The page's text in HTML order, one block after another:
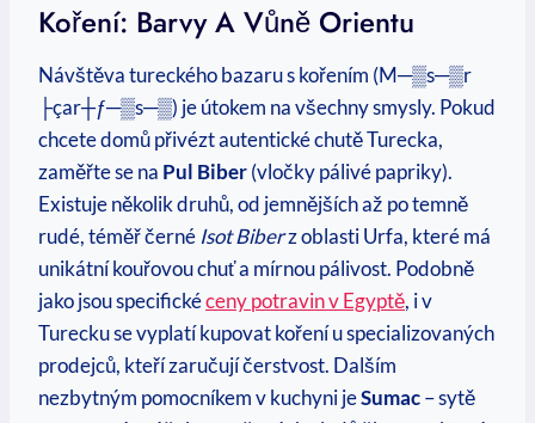
Koření: Barvy A Vůně Orientu
Návštěva tureckého bazaru s kořením (M─▒s─▒r
├çar┼ƒ─▒s─▒) je útokem na všechny smysly. Pokud
chcete domů přivézt autentické chutě Turecka,
zaměřte se na Pul Biber(vločky pálivé papriky).
Existuje několik druhů, od jemnějších až po temně
rudé, téměř černéIsot Biberz oblasti Urfa, které má
unikátní kouřovou chuť a mírnou pálivost. Podobně
jako jsou specifickéceny potravin v Egyptě, i v
Turecku se vyplatí kupovat koření u specializovaných
prodejců, kteří zaručují čerstvost. Dalším
nezbytným pomocníkem v kuchyni jeSumac– sytě